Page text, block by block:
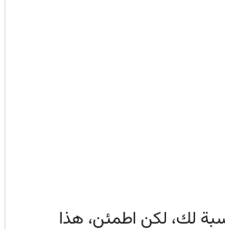
لك، لكن اطمئن، هذا